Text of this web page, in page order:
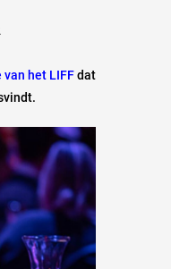
van het LIFFdat